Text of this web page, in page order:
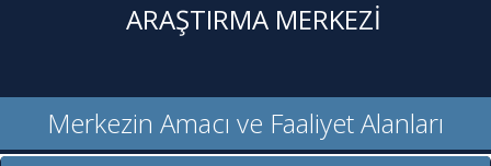
ARAŞTIRMA MERKEZİ
Merkezin Amacı ve Faaliyet Alanları